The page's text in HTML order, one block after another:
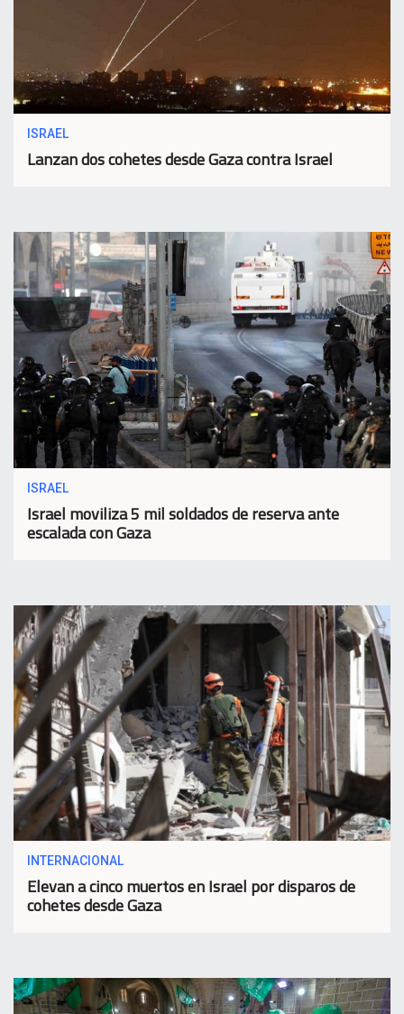
ISRAEL
Lanzan dos cohetes desde Gaza contra Israel
ISRAEL
Israel moviliza 5 mil soldados de reserva ante
escalada con Gaza
INTERNACIONAL
Elevan a cinco muertos en Israel por disparos de
cohetes desde Gaza